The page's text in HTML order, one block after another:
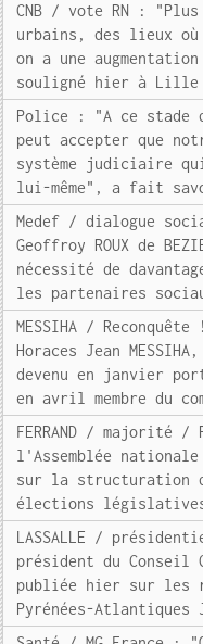
CNB / vote RN :
urbains, des lieux
on a une
souligné hier à Lille
Police : "A ce stade
peut accepter que
système judiciaire
lui-même", a fait
Medef / dialogue
Geoffroy ROUX de
nécessité de
les partenaires
MESSIHA /
Horaces Jean
devenu en janvier
en avril membre du
FERRAND / majorité /
l'Assemblée nationale
sur la structuration
élections
LASSALLE /
président du Conseil
publiée hier sur les
Pyrénées-Atlantiques